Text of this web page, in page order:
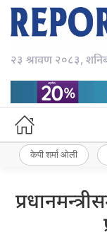
२३ श्रावण २०८३,
केपी शर्मा ओली